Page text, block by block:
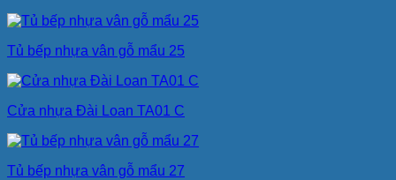
Tủ bếp nhựa vân gỗ mẩu 25
Cửa nhựa Đài Loan TA01 C
Tủ bếp nhựa vân gỗ mẩu 27